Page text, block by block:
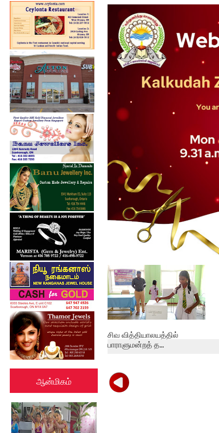
ஆன்மிகம்
ஏற்பாட்டில...
கல்குடா கல்வி வலயத்தின்
இணையத்தளம் ...
சிவ வித்தியாலயத்தில்
பாராளுமன்றத் த...